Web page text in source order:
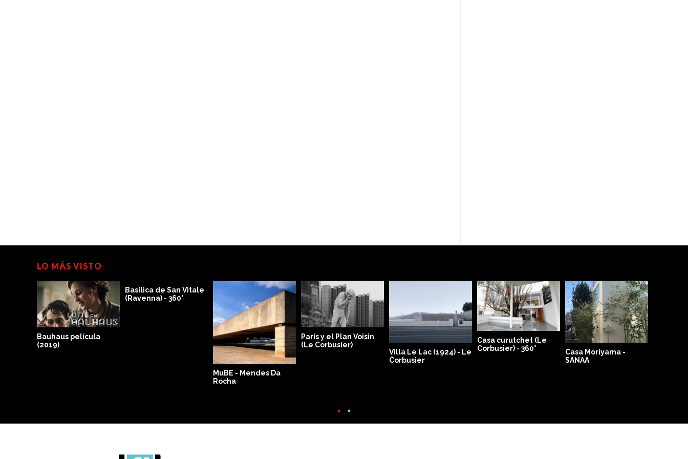
LO MÁS VISTO
Bauhaus película
(2019)
Basílica de San Vitale
(Ravenna) - 360°
MuBE - Mendes Da
Rocha
París y el Plan Voisin
(Le Corbusier)
Villa Le Lac (1924) - Le
Corbusier
Casa curutchet (Le
Corbusier) - 360°
Casa Moriyama -
SANAA